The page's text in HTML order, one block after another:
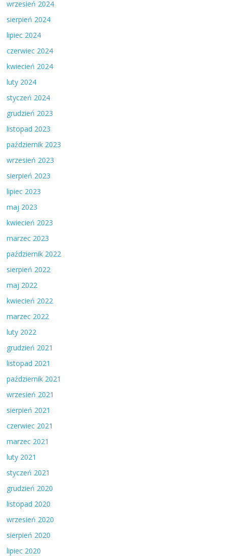
wrzesień 2024
sierpień 2024
lipiec 2024
czerwiec 2024
kwiecień 2024
luty 2024
styczeń 2024
grudzień 2023
listopad 2023
październik 2023
wrzesień 2023
sierpień 2023
lipiec 2023
maj 2023
kwiecień 2023
marzec 2023
październik 2022
sierpień 2022
maj 2022
kwiecień 2022
marzec 2022
luty 2022
grudzień 2021
listopad 2021
październik 2021
wrzesień 2021
sierpień 2021
czerwiec 2021
marzec 2021
luty 2021
styczeń 2021
grudzień 2020
listopad 2020
wrzesień 2020
sierpień 2020
lipiec 2020